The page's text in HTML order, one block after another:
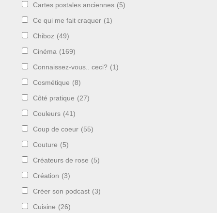
Cartes postales anciennes (5)
Ce qui me fait craquer (1)
Chiboz (49)
Cinéma (169)
Connaissez-vous.. ceci? (1)
Cosmétique (8)
Côté pratique (27)
Couleurs (41)
Coup de coeur (55)
Couture (5)
Créateurs de rose (5)
Création (3)
Créer son podcast (3)
Cuisine (26)